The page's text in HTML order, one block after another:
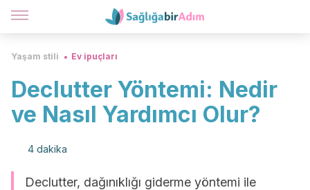
Yaşam stili Ev ipuçları
Declutter Yöntemi: Nedir
ve Nasıl Yardımcı Olur?
4 dakika
Declutter, dağınıklığı giderme yöntemi ile